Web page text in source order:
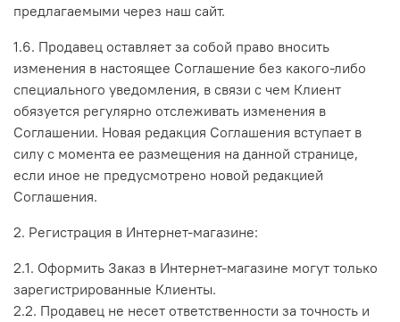
предлагаемыми через наш сайт.
1.6. Продавец оставляет за собой право вносить
изменения в настоящее Соглашение без какого-либо
специального уведомления, в связи с чем Клиент
обязуется регулярно отслеживать изменения в
Соглашении. Новая редакция Соглашения вступает в
силу с момента ее размещения на данной странице,
если иное не предусмотрено новой редакцией
Соглашения.
2. Регистрация в Интернет-магазине:
2.1. Оформить Заказ в Интернет-магазине могут только
зарегистрированные Клиенты.
2.2. Продавец не несет ответственности за точность и